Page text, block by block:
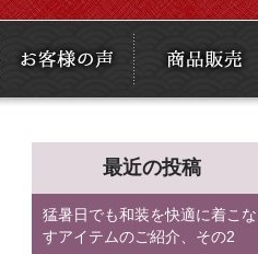
最近の投稿
猛暑日でも和装を快適に着こな
すアイテムのご紹介、その2